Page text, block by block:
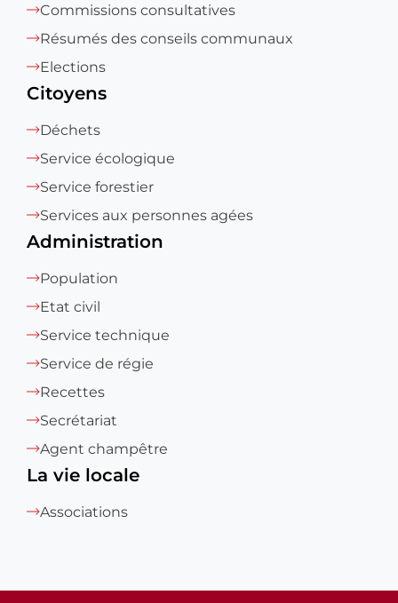
Commissions consultatives
Résumés des conseils communaux
Elections
Citoyens
Déchets
Service écologique
Service forestier
Services aux personnes agées
Administration
Population
Etat civil
Service technique
Service de régie
Recettes
Secrétariat
Agent champêtre
La vie locale
Associations